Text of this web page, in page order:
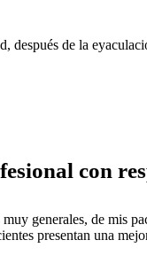
de la
con
generales, de mis
presentan una